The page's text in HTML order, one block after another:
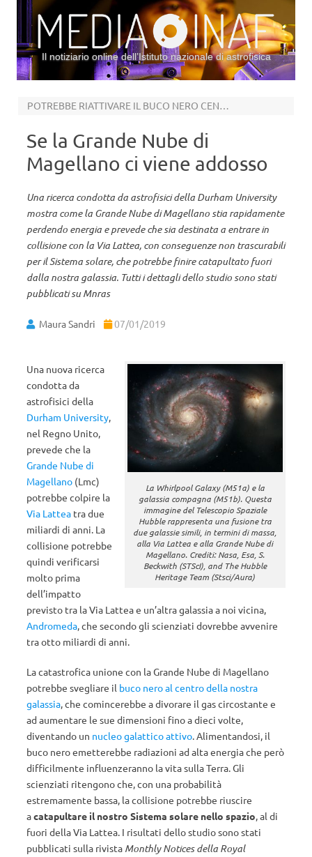
Il notiziario online dell’Istituto nazionale di astrofisica
POTREBBE RIATTIVARE IL BUCO NERO CENTRALE
Se la Grande Nube di
Magellano ci viene addosso
Una ricerca condotta da astrofisici della Durham University
mostra come la Grande Nube di Magellano stia rapidamente
perdendo energia e prevede che sia destinata a entrare in
collisione con la Via Lattea, con conseguenze non trascurabili
per il Sistema solare, che potrebbe finire catapultato fuori
dalla nostra galassia. Tutti i dettagli dello studio sono stati
pubblicati su Mnras
Maura Sandri 07/01/2019
La Whirlpool Galaxy (M51a) e la
galassia compagna (M51b). Questa
immagine del Telescopio Spaziale
Hubble rappresenta una fusione tra
due galassie simili, in termini di massa,
alla Via Lattea e alla Grande Nube di
Magellano. Crediti: Nasa, Esa, S.
Beckwith (STScI), and The Hubble
Heritage Team (Stsci/Aura)
Una nuova ricerca
condotta da
astrofisici della
Durham University,
nel Regno Unito,
prevede che la
Grande Nube di
Magellano (Lmc)
potrebbe colpire la
Via Lattea tra due
miliardi di anni. La
collisione potrebbe
quindi verificarsi
molto prima
dell’impatto
previsto tra la Via Lattea e un’altra galassia a noi vicina,
Andromeda, che secondo gli scienziati dovrebbe avvenire
tra otto miliardi di anni.
La catastrofica unione con la Grande Nube di Magellano
potrebbe svegliare il buco nero al centro della nostra
galassia, che comincerebbe a divorare il gas circostante e
ad aumentare le sue dimensioni fino a dieci volte,
diventando un nucleo galattico attivo. Alimentandosi, il
buco nero emetterebbe radiazioni ad alta energia che però
difficilmente influenzeranno la vita sulla Terra. Gli
scienziati ritengono che, con una probabilità
estremamente bassa, la collisione potrebbe riuscire
acatapultare il nostro Sistema solare nello spazio, al di
fuori della Via Lattea. I risultati dello studio sono stati
pubblicati sulla rivista Monthly Notices della Royal